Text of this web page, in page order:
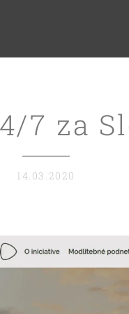
7 za
14.03.2020